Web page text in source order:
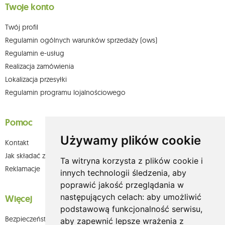
Używamy plików cookie
Ta witryna korzysta z plików cookie i
innych technologii śledzenia, aby
poprawić jakość przeglądania w
następujących celach: aby umożliwić
podstawową funkcjonalność serwisu,
aby zapewnić lepsze wrażenia z
Twoje konto
Twój profil
Regulamin ogólnych warunków sprzedaży (ows)
Regulamin e-usług
Realizacja zamówienia
Lokalizacja przesyłki
Regulamin programu lojalnościowego
Pomoc
Kontakt
Jak składać zamówienia w sklepie olium.pl?
Reklamacje
Więcej
Bezpieczeństwo płatności